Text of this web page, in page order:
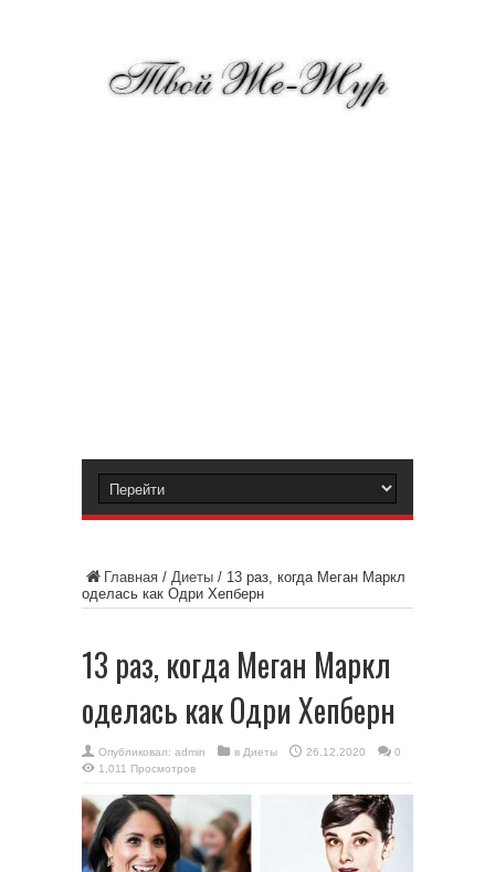
Главная / Диеты / 13 раз, когда Меган Маркл
оделась как Одри Хепберн
13 раз, когда Меган Маркл
оделась как Одри Хепберн
Опубликовал: admin в Диеты 26.12.2020
0
1,011 Просмотров